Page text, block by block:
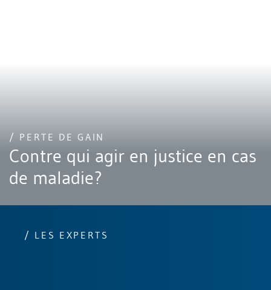
/ PERTE DE GAIN
Contre qui agir en justice en cas
de maladie?
/ LES EXPERTS